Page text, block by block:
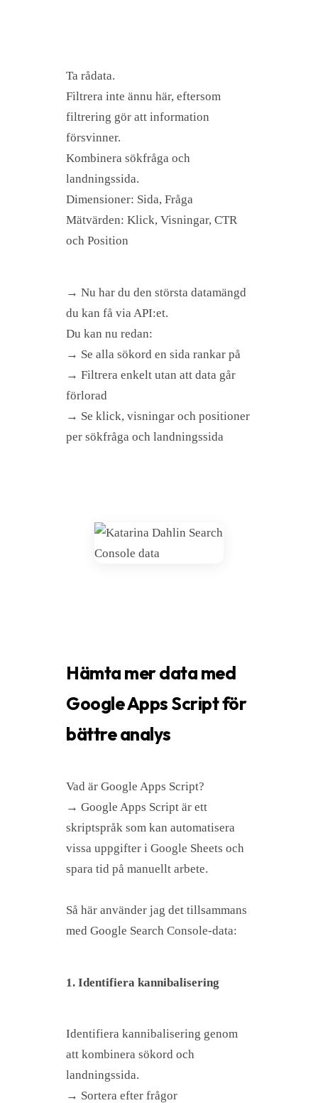
Ta rådata.
Filtrera inte ännu här, eftersom
filtrering gör att information
försvinner.
Kombinera sökfråga och
landningssida.
Dimensioner: Sida, Fråga
Mätvärden: Klick, Visningar, CTR
och Position
→ Nu har du den största datamängd
du kan få via API:et.
Du kan nu redan:
→ Se alla sökord en sida rankar på
→ Filtrera enkelt utan att data går
förlorad
→ Se klick, visningar och positioner
per sökfråga och landningssida
Hämta mer data med
Google Apps Script för
bättre analys
Vad är Google Apps Script?
→ Google Apps Script är ett
skriptspråk som kan automatisera
vissa uppgifter i Google Sheets och
spara tid på manuellt arbete.
Så här använder jag det tillsammans
med Google Search Console-data:
1. Identifiera kannibalisering
Identifiera kannibalisering genom
att kombinera sökord och
landningssida.
→ Sortera efter frågor